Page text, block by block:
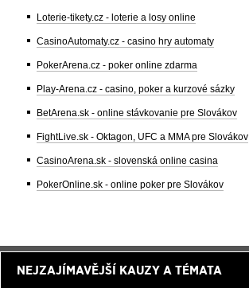
Loterie-tikety.cz - loterie a losy online
CasinoAutomaty.cz - casino hry automaty
PokerArena.cz - poker online zdarma
Play-Arena.cz - casino, poker a kurzové sázky
BetArena.sk - online stávkovanie pre Slovákov
FightLive.sk - Oktagon, UFC a MMA pre Slovákov
CasinoArena.sk - slovenská online casina
PokerOnline.sk - online poker pre Slovákov
NEJZAJÍMAVĚJŠÍ KAUZY A TÉMATA